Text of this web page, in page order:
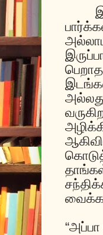
வைக்க
“அப்பா